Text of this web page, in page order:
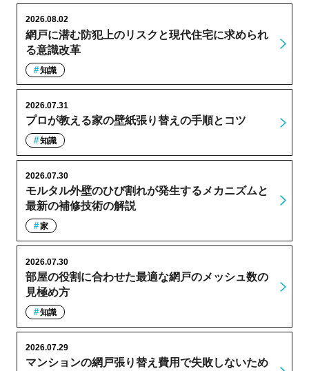
網戸に潜む防犯上のリスクと現代住宅に求められ
る意識改革
2026.08.02
知識
プロが教える家の壁紙張り替えの手順とコツ
2026.07.31
知識
モルタル外壁のひび割れが発生するメカニズムと
最新の補修技術の解説
2026.07.30
家
部屋の役割に合わせた最適な網戸のメッシュ数の
見極め方
2026.07.30
知識
マンションの網戸張り替え費用で失敗しないため
2026.07.29